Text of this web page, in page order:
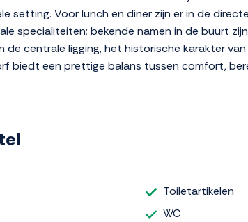
setting. Voor lunch en diner zijn er in de
specialiteiten; bekende namen in de buurt
de centrale ligging, het historische karakter
biedt een prettige balans tussen comfort,
Toiletartikelen
WC